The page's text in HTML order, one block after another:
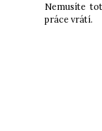
Nemusíte
práce vrátí.